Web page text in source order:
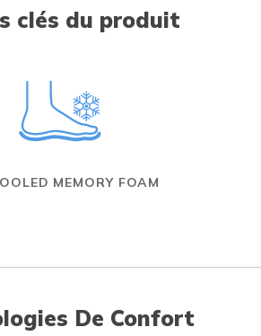
clés du produit
MEMORY FOAM
De Confort